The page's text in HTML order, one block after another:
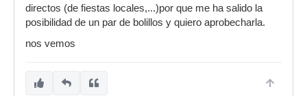
directos (de fiestas locales,...)por que me ha salido la
posibilidad de un par de bolillos y quiero aprobecharla.
nos vemos